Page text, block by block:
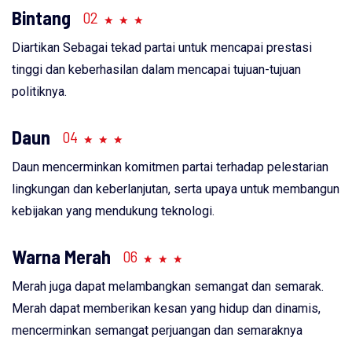
Bintang 02
Diartikan Sebagai tekad partai untuk mencapai prestasi
tinggi dan keberhasilan dalam mencapai tujuan-tujuan
politiknya.
Daun 04
Daun mencerminkan komitmen partai terhadap pelestarian
lingkungan dan keberlanjutan, serta upaya untuk membangun
kebijakan yang mendukung teknologi.
Warna Merah 06
Merah juga dapat melambangkan semangat dan semarak.
Merah dapat memberikan kesan yang hidup dan dinamis,
mencerminkan semangat perjuangan dan semaraknya